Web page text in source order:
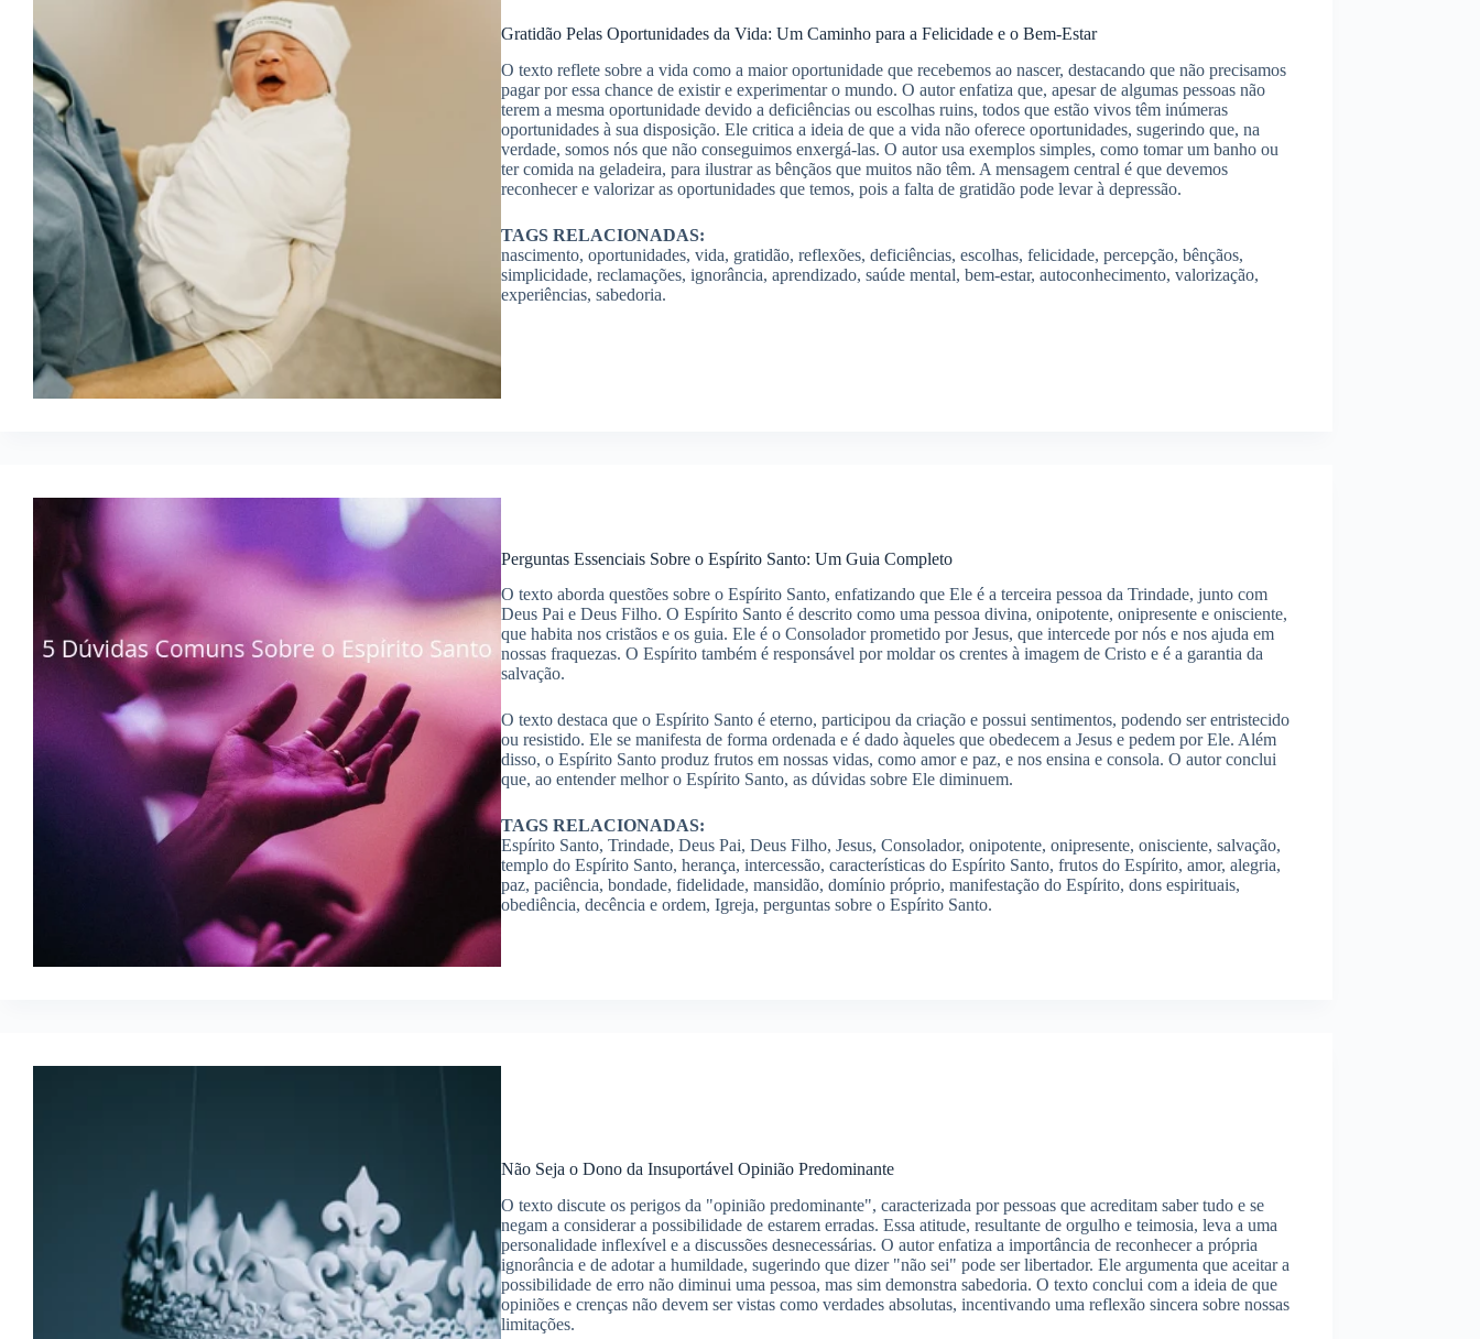
Gratidão Pelas Oportunidades da Vida: Um Caminho para a Felicidade e o Bem-Estar
O texto reflete sobre a vida como a maior oportunidade que recebemos ao nascer, destacando que não precisamos
pagar por essa chance de existir e experimentar o mundo. O autor enfatiza que, apesar de algumas pessoas não
terem a mesma oportunidade devido a deficiências ou escolhas ruins, todos que estão vivos têm inúmeras
oportunidades à sua disposição. Ele critica a ideia de que a vida não oferece oportunidades, sugerindo que, na
verdade, somos nós que não conseguimos enxergá-las. O autor usa exemplos simples, como tomar um banho ou
ter comida na geladeira, para ilustrar as bênçãos que muitos não têm. A mensagem central é que devemos
reconhecer e valorizar as oportunidades que temos, pois a falta de gratidão pode levar à depressão.
TAGS RELACIONADAS:
nascimento, oportunidades, vida, gratidão, reflexões, deficiências, escolhas, felicidade, percepção, bênçãos,
simplicidade, reclamações, ignorância, aprendizado, saúde mental, bem-estar, autoconhecimento, valorização,
experiências, sabedoria.
Perguntas Essenciais Sobre o Espírito Santo: Um Guia Completo
O texto aborda questões sobre o Espírito Santo, enfatizando que Ele é a terceira pessoa da Trindade, junto com
Deus Pai e Deus Filho. O Espírito Santo é descrito como uma pessoa divina, onipotente, onipresente e onisciente,
que habita nos cristãos e os guia. Ele é o Consolador prometido por Jesus, que intercede por nós e nos ajuda em
nossas fraquezas. O Espírito também é responsável por moldar os crentes à imagem de Cristo e é a garantia da
salvação.
O texto destaca que o Espírito Santo é eterno, participou da criação e possui sentimentos, podendo ser entristecido
ou resistido. Ele se manifesta de forma ordenada e é dado àqueles que obedecem a Jesus e pedem por Ele. Além
disso, o Espírito Santo produz frutos em nossas vidas, como amor e paz, e nos ensina e consola. O autor conclui
que, ao entender melhor o Espírito Santo, as dúvidas sobre Ele diminuem.
TAGS RELACIONADAS:
Espírito Santo, Trindade, Deus Pai, Deus Filho, Jesus, Consolador, onipotente, onipresente, onisciente, salvação,
templo do Espírito Santo, herança, intercessão, características do Espírito Santo, frutos do Espírito, amor, alegria,
paz, paciência, bondade, fidelidade, mansidão, domínio próprio, manifestação do Espírito, dons espirituais,
obediência, decência e ordem, Igreja, perguntas sobre o Espírito Santo.
Não Seja o Dono da Insuportável Opinião Predominante
O texto discute os perigos da "opinião predominante", caracterizada por pessoas que acreditam saber tudo e se
negam a considerar a possibilidade de estarem erradas. Essa atitude, resultante de orgulho e teimosia, leva a uma
personalidade inflexível e a discussões desnecessárias. O autor enfatiza a importância de reconhecer a própria
ignorância e de adotar a humildade, sugerindo que dizer "não sei" pode ser libertador. Ele argumenta que aceitar a
possibilidade de erro não diminui uma pessoa, mas sim demonstra sabedoria. O texto conclui com a ideia de que
opiniões e crenças não devem ser vistas como verdades absolutas, incentivando uma reflexão sincera sobre nossas
limitações.